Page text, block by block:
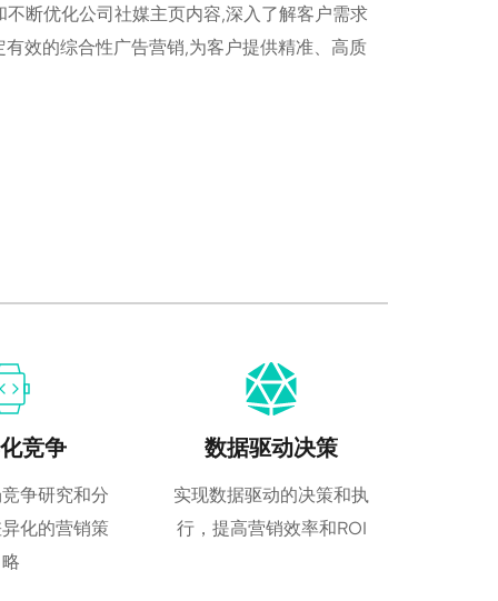
断优化公司社媒主页内容,深入了解客户需求
效的综合性广告营销,为客户提供精准、高质
竞争
争研究和分
化的营销策
略
数据驱动决策
实现数据驱动的决策和执
行，提高营销效率和ROI